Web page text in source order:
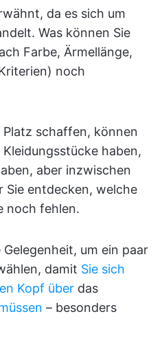
da es sich um
Was können Sie
Farbe, Ärmellänge,
noch
Platz schaffen, können
haben,
aber inzwischen
Sie entdecken, welche
noch fehlen.
um ein paar
damit Sie sich
Kopf über das
– besonders